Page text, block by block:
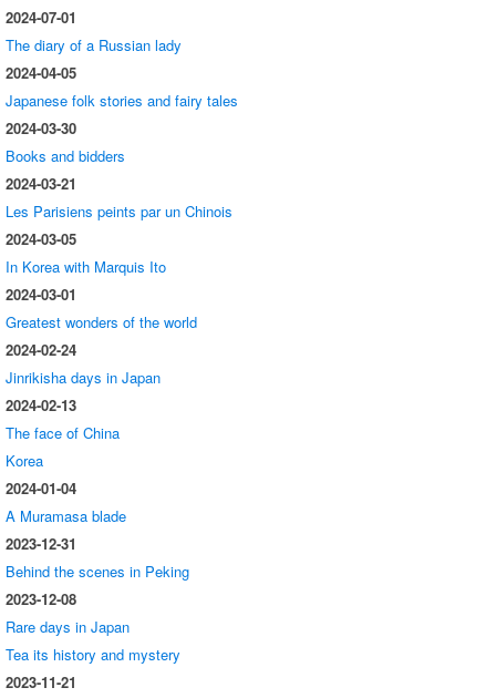
2024-07-01
The diary of a Russian lady
2024-04-05
Japanese folk stories and fairy tales
2024-03-30
Books and bidders
2024-03-21
Les Parisiens peints par un Chinois
2024-03-05
In Korea with Marquis Ito
2024-03-01
Greatest wonders of the world
2024-02-24
Jinrikisha days in Japan
2024-02-13
The face of China
Korea
2024-01-04
A Muramasa blade
2023-12-31
Behind the scenes in Peking
2023-12-08
Rare days in Japan
Tea its history and mystery
2023-11-21